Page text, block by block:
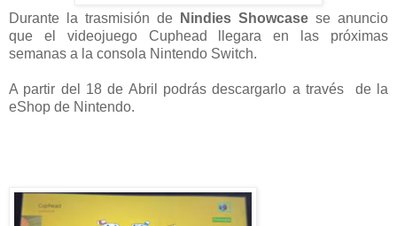
Durante la trasmisión de Nindies Showcase se anuncio
que el videojuego Cuphead llegara en las próximas
semanas a la consola Nintendo Switch.
A partir del 18 de Abril podrás descargarlo a través de la
eShop de Nintendo.